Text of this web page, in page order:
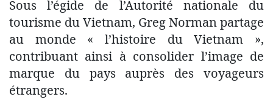
Sous l’égide de l’Autorité nationale du
tourisme du Vietnam, Greg Norman partage
au monde « l’histoire du Vietnam »,
contribuant ainsi à consolider l’image de
marque du pays auprès des voyageurs
étrangers.